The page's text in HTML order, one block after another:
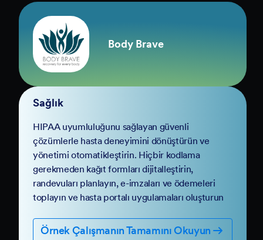
Sağlık
HIPAA uyumluluğunu sağlayan güvenli
çözümlerle hasta deneyimini dönüştürün ve
yönetimi otomatikleştirin. Hiçbir kodlama
gerekmeden kağıt formları dijitalleştirin,
randevuları planlayın, e-imzaları ve ödemeleri
toplayın ve hasta portalı uygulamaları oluşturun